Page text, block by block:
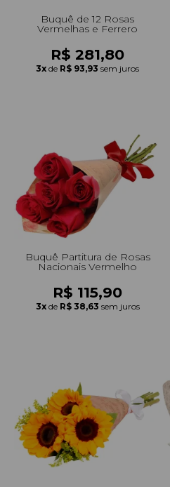
Buquê de 12 Rosas
Vermelhas e Ferrero
R$ 281,80
3x de R$ 93,93 sem juros
Buquê Partitura de Rosas
Nacionais Vermelho
R$ 115,90
3x de R$ 38,63 sem juros